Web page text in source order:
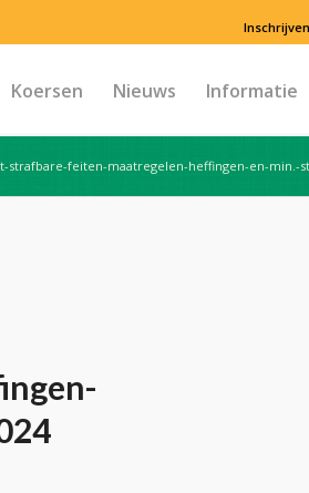
Inschrijven
Koersen Nieuws Informatie
strafbare-feiten-maatregelen-heffingen-en-min.-